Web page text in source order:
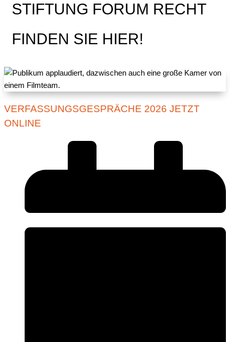
STIFTUNG FORUM RECHT
FINDEN SIE HIER!
VERFASSUNGSGESPRÄCHE 2026 JETZT
ONLINE